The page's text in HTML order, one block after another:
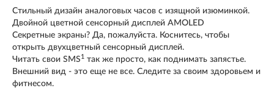
Стильный дизайн аналоговых часов с изящной изюминкой.
Двойной цветной сенсорный дисплей AMOLED
Секретные экраны? Да, пожалуйста. Коснитесь, чтобы
открыть двухцветный сенсорный дисплей.
Читать свои SMS 1
так же просто, как поднимать запястье.
Внешний вид - это еще не все. Следите за своим здоровьем и
фитнесом.